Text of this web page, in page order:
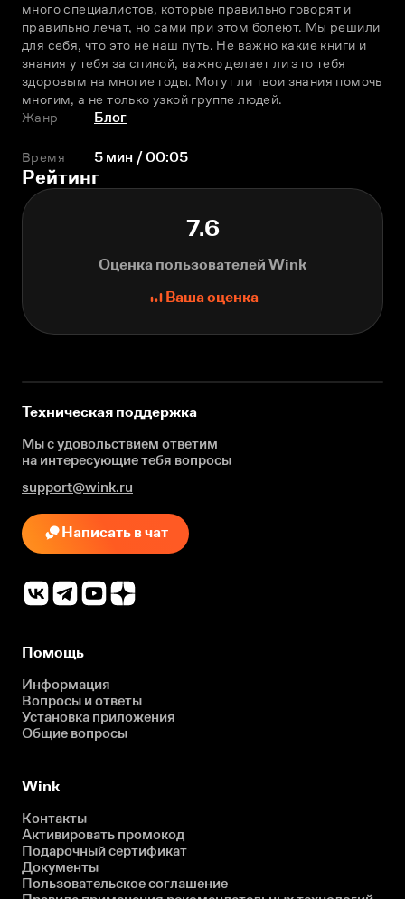
много специалистов, которые правильно говорят и
правильно лечат, но сами при этом болеют. Мы решили
для себя, что это не наш путь. Не важно какие книги и
знания у тебя за спиной, важно делает ли это тебя
здоровым на многие годы. Могут ли твои знания помочь
многим, а не только узкой группе людей.
Жанр
Блог
Время 5 мин / 00:05
Рейтинг
7.6
Оценка пользователей Wink
Ваша оценка
Техническая поддержка
Мы с удовольствием ответим
на интересующиетебя вопросы
support@wink.ru
Написать в чат
Помощь
Информация
Вопросы и ответы
Установка приложения
Общие вопросы
Wink
Контакты
Активировать промокод
Подарочный сертификат
Документы
Пользовательское соглашение